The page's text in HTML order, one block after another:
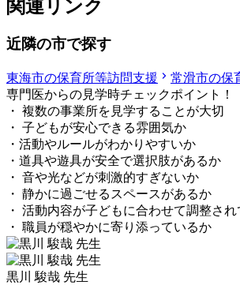
関連リンク
近隣の市で探す
東海市の保育所等訪問支援
常滑市の保
専門医からの見学時チェックポイント！
・ 複数の事業所を見学することが大切
・ 子どもが安心できる雰囲気か
・活動やルールがわかりやすいか
・道具や遊具が安全で選択肢があるか
・ 音や光などが刺激的すぎないか
・ 静かに過ごせるスペースがあるか
・ 活動内容が子どもに合わせて調整さ
・ 職員が穏やかに寄り添っているか
黒川 駿哉 先生